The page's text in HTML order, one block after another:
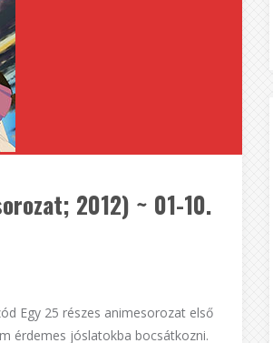
2012) ~ 01-10.
Egy 25 részes animesorozat első
érdemes jóslatokba bocsátkozni.